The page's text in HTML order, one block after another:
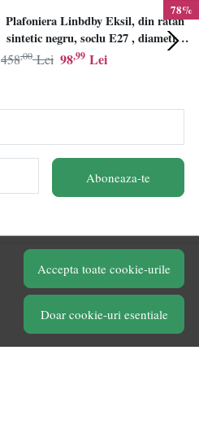
Accepta toate cookie-urile
Doar cookie-uri esentiale
78%
Plafoniera Linbdby Eksil, din ratan
sintetic negru, soclu E27 , diametru
46.5cm, LINDBY
98,99 Lei
458,00 Lei
Aboneaza-te